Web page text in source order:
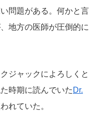
問題がある。何かと言
地方の医師が圧倒的に
ジャックによろしくと
時期に読んでいた Dr.
れていた。